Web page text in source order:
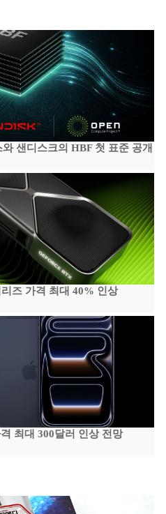
샌디스크의 HBF 첫 표준 공개
즈 가격 최대 40% 인상
최대 300달러 인상 전망